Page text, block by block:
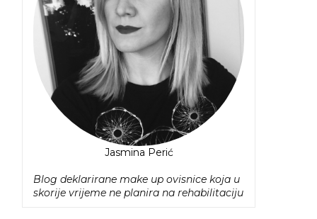
Jasmina Perić
Blog deklarirane make up ovisnice koja u
skorije vrijeme ne planira na rehabilitaciju